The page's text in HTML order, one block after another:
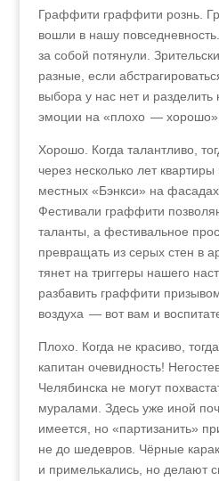
Граффити граффити рознь.
вошли в нашу
за собой потянули.
разные, если
выбора у нас нет и
эмоции на «плохо — хорошо».
Хорошо. Когда талантливо,
через несколько лет
местных «Бэнкси» на фасадах
Фестивали граффити
таланты, а фестивальное
превращать из серых стен в
тянет на триггеры нашего
разбавить граффити
воздуха — вот вам и
Плохо. Когда не красиво,
капитан очевидность!
Челябинска не могут
муралами. Здесь уже иной
имеется, но «партизанить»
не до шедевров. Чёрные
и примелькались, но делают